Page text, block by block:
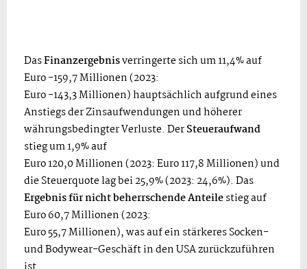
DasFinanzergebnisverringerte sich um 11,4% auf
Euro -159,7 Millionen (2023:
Euro -143,3 Millionen) hauptsächlich aufgrund eines
Anstiegs der Zinsaufwendungen und höherer
währungsbedingter Verluste. DerSteueraufwand
stieg um 1,9% auf
Euro 120,0 Millionen (2023: Euro 117,8 Millionen) und
die Steuerquote lag bei 25,9% (2023: 24,6%). Das
Ergebnis für nicht beherrschende Anteilestieg auf
Euro 60,7 Millionen (2023:
Euro 55,7 Millionen), was auf ein stärkeres Socken-
und Bodywear-Geschäft in den USA zurückzuführen